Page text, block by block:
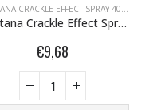
EFFECT SPRAY,MONTANA
Montana Crackle Effect Spray EC 8004 Copper Brown RAL 8004 400 ml 418471
€9,68